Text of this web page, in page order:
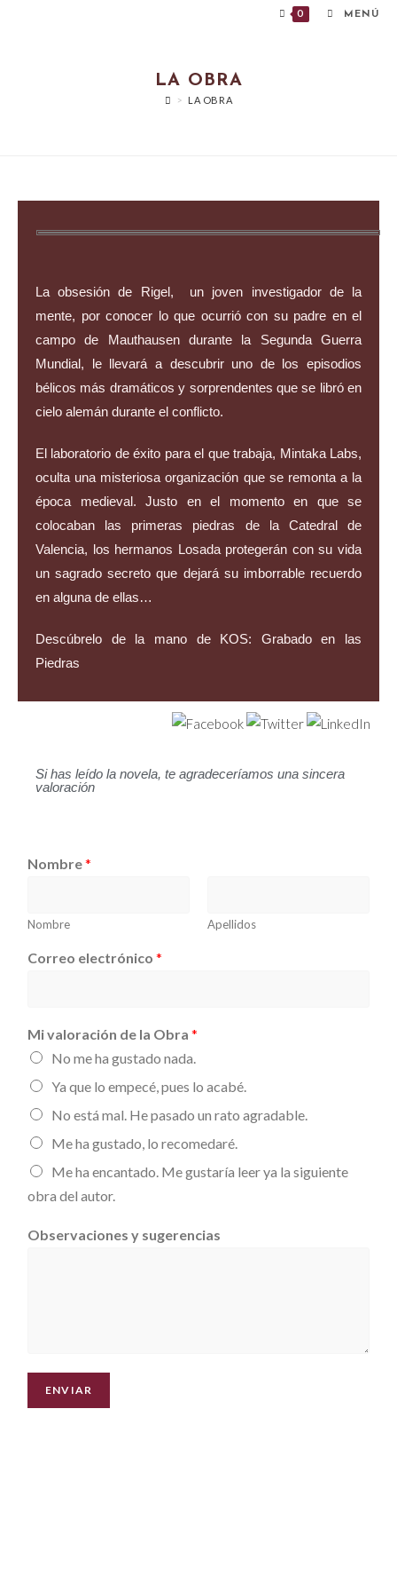
0 MENÚ
LA OBRA
> LA OBRA
La obsesión de Rigel, un joven investigador de la
mente, por conocer lo que ocurrió con su padre en el
campo de Mauthausen durante la Segunda Guerra
Mundial, le llevará a descubrir uno de los episodios
bélicos más dramáticos y sorprendentes que se libró en
cielo alemán durante el conflicto.
El laboratorio de éxito para el que trabaja, Mintaka Labs,
oculta una misteriosa organización que se remonta a la
época medieval. Justo en el momento en que se
colocaban las primeras piedras de la Catedral de
Valencia, los hermanos Losada protegerán con su vida
un sagrado secreto que dejará su imborrable recuerdo
en alguna de ellas…
Descúbrelo de la mano de KOS: Grabado en las
Piedras
Si has leído la novela, te agradeceríamos una sincera
valoración
Nombre*
Nombre Apellidos
Correo electrónico *
Mi valoración de la Obra *
No me ha gustado nada.
Ya que lo empecé, pues lo acabé.
No está mal. He pasado un rato agradable.
Me ha gustado, lo recomedaré.
Me ha encantado. Me gustaría leer ya la siguiente
obra del autor.
Observaciones y sugerencias
ENVIAR